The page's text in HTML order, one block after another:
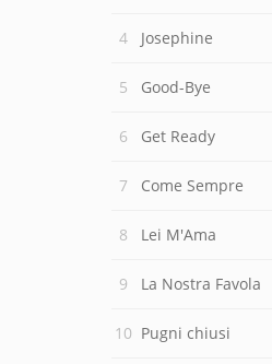
Josephine
Good-Bye
Get Ready
Come Sempre
Lei M'Ama
La Nostra Favola
Pugni chiusi